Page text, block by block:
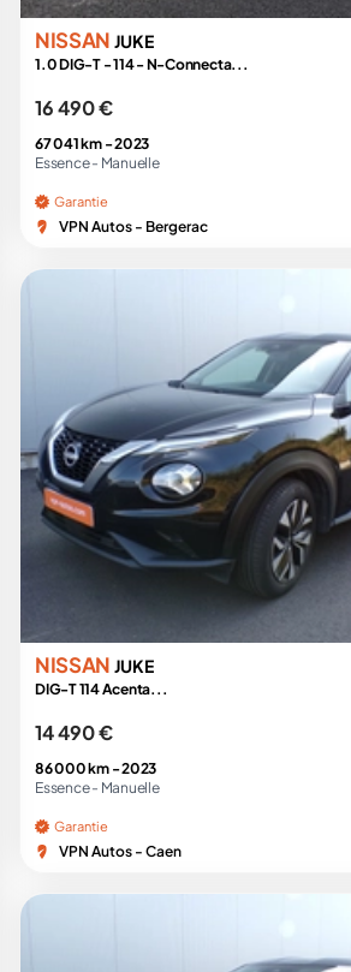
NISSAN JUKE
1.0 DIG-T - 114 - N-Connecta...
16 490 €
67 041 km -2023
Essence - Manuelle
Garantie
VPN Autos - Bergerac
NISSAN JUKE
DIG-T 114 Acenta...
14 490 €
86 000 km -2023
Essence - Manuelle
Garantie
VPN Autos - Caen